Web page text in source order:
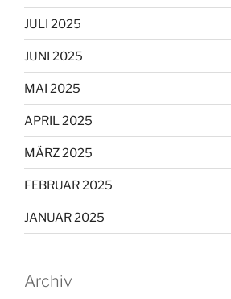
JULI 2025
JUNI 2025
MAI 2025
APRIL 2025
MÄRZ 2025
FEBRUAR 2025
JANUAR 2025
Archiv